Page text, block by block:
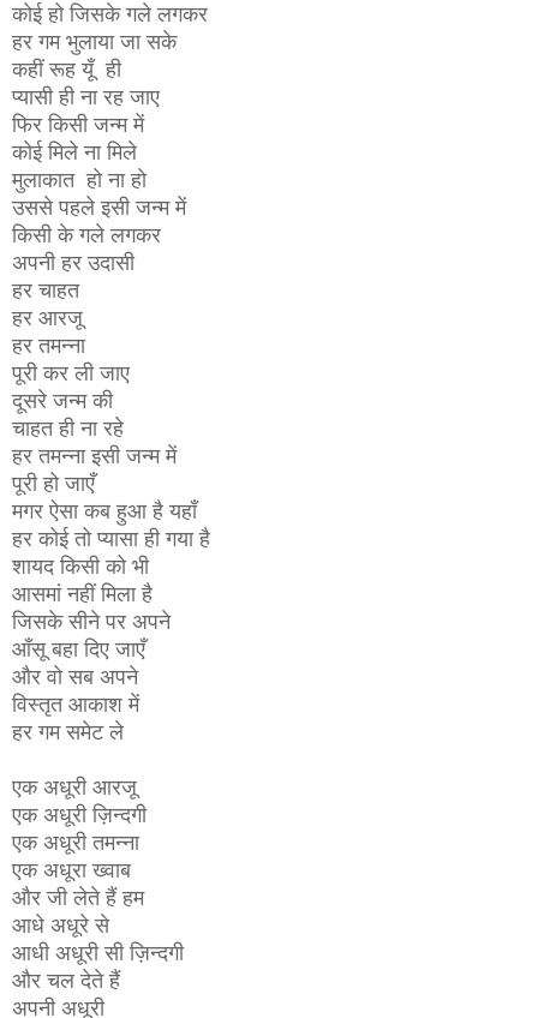
कोई हो जिसके गले लगकर
हर गम भुलाया जा सके
कहीं रूह यूँ ही
प्यासी ही ना रह जाए
फिर किसी जन्म में
कोई मिले ना मिले
मुलाकात हो ना हो
उससे पहले इसी जन्म में
किसी के गले लगकर
अपनी हर उदासी
हर चाहत
हर आरजू
हर तमन्ना
पूरी कर ली जाए
दूसरे जन्म की
चाहत ही ना रहे
हर तमन्ना इसी जन्म में
पूरी हो जाएँ
मगर ऐसा कब हुआ है यहाँ
हर कोई तो प्यासा ही गया है
शायद किसी को भी
आसमां नहीं मिला है
जिसके सीने पर अपने
आँसू बहा दिए जाएँ
और वो सब अपने
विस्तृत आकाश में
हर गम समेट ले
एक अधूरी आरजू
एक अधूरी ज़िन्दगी
एक अधूरी तमन्ना
एक अधूरा ख्वाब
और जी लेते हैं हम
आधे अधूरे से
आधी अधूरी सी ज़िन्दगी
और चल देते हैं
अपनी अधूरी